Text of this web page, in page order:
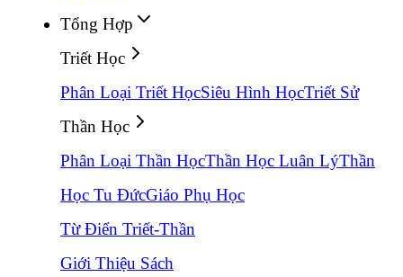
Tổng Hợp
Triết Học
Phân Loại Triết HọcSiêu Hình HọcTriết Sử
Thần Học
Phân Loại Thần HọcThần Học Luân LýThần
Học Tu ĐứcGiáo Phụ Học
Từ Điển Triết-Thần
Giới Thiệu Sách